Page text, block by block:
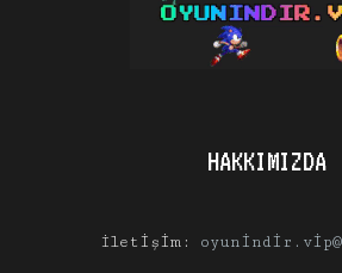
HAKKIMIZDA
İletişim: